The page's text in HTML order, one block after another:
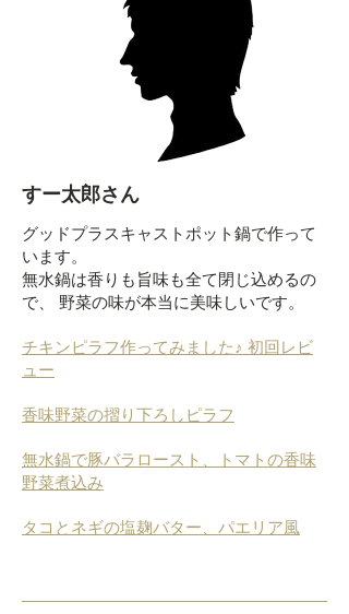
すー太郎さん
グッドプラスキャストポット鍋で作って
います。
無水鍋は香りも旨味も全て閉じ込めるの
で、 野菜の味が本当に美味しいです。
チキンピラフ作ってみました♪ 初回レビ
ュー
香味野菜の摺り下ろしピラフ
無水鍋で豚バラロースト、トマトの香味
野菜煮込み
タコとネギの塩麹バター、パエリア風